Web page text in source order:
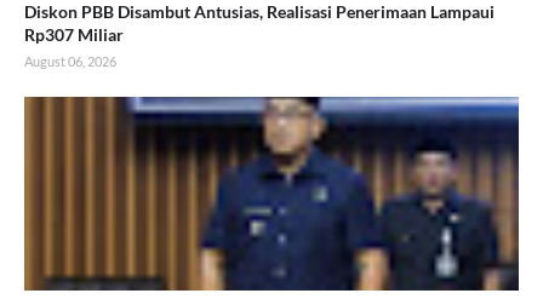
Diskon PBB Disambut Antusias, Realisasi Penerimaan Lampaui
Rp307 Miliar
August 06, 2026